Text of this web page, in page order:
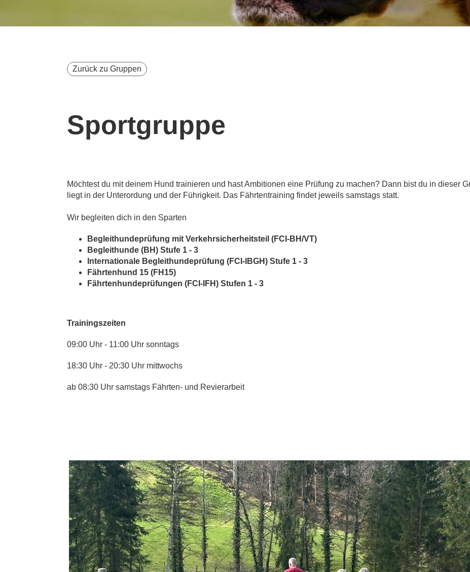
Zurück zu Gruppen
Sportgruppe
Möchtest du mit deinem Hund trainieren und hast Ambitionen eine Prüfung zu machen? Dann bist du in dieser
liegt in der Unterordung und der Führigkeit. Das Fährtentraining findet jeweils samstags statt.
Wir begleiten dich in den Sparten
Begleithundeprüfung mit Verkehrsicherheitsteil (FCI-BH/VT)
Begleithunde (BH) Stufe 1 - 3
Internationale Begleithundeprüfung (FCI-IBGH) Stufe 1 - 3
Fährtenhund 15 (FH15)
Fährtenhundeprüfungen (FCI-IFH) Stufen 1 - 3
Trainingszeiten
09:00 Uhr - 11:00 Uhr sonntags
18:30 Uhr - 20:30 Uhr mittwochs
ab 08:30 Uhr samstags Fährten- und Revierarbeit